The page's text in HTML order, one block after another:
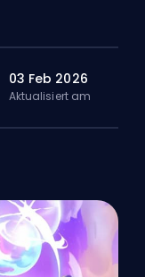
03 Feb 2026
Aktualisiert am